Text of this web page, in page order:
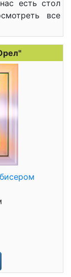
есть стол
все